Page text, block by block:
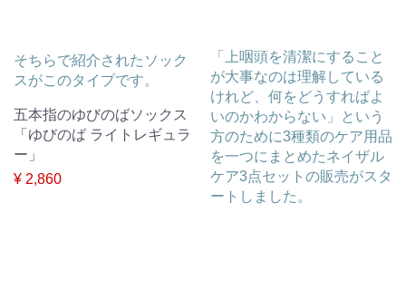
そちらで紹介されたソック
スがこのタイプです。
五本指のゆびのばソックス
「ゆびのば ライトレギュラ
ー」
¥ 2,860
「上咽頭を清潔にすること
が大事なのは理解している
けれど、何をどうすればよ
いのかわからない」という
方のために3種類のケア用品
を一つにまとめたネイザル
ケア3点セットの販売がスタ
ートしました。